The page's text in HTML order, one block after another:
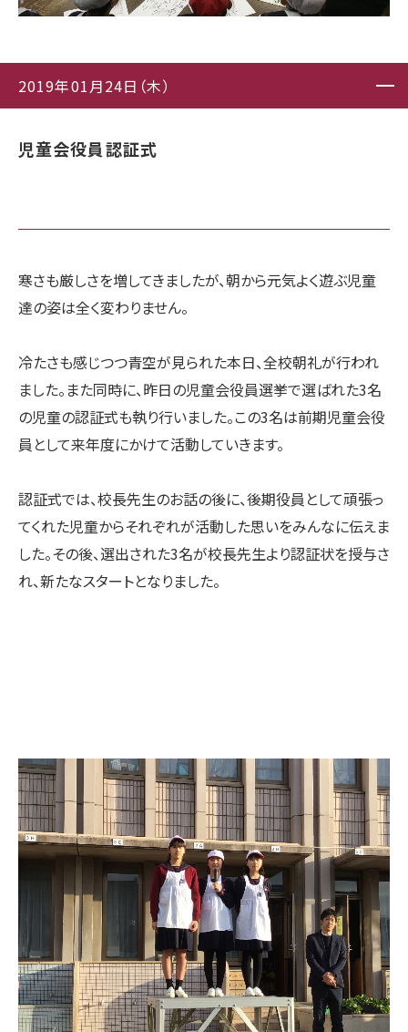
2019年01月24日（木）
児童会役員認証式
寒さも厳しさを増してきましたが、朝から元気よく遊ぶ児童
達の姿は全く変わりません。
冷たさも感じつつ青空が見られた本日、全校朝礼が行われ
ました。また同時に、昨日の児童会役員選挙で選ばれた3名
の児童の認証式も執り行いました。この3名は前期児童会役
員として来年度にかけて活動していきます。
認証式では、校長先生のお話の後に、後期役員として頑張っ
てくれた児童からそれぞれが活動した思いをみんなに伝えま
した。その後、選出された3名が校長先生より認証状を授与さ
れ、新たなスタートとなりました。